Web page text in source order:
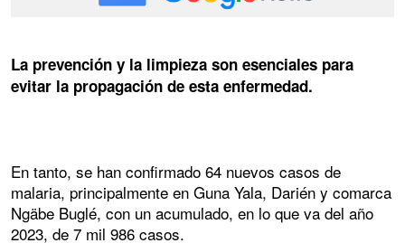
La prevención y la limpieza son esenciales para
evitar la propagación de esta enfermedad.
En tanto, se han confirmado 64 nuevos casos de
malaria, principalmente en Guna Yala, Darién y comarca
Ngäbe Buglé, con un acumulado, en lo que va del año
2023, de 7 mil 986 casos.